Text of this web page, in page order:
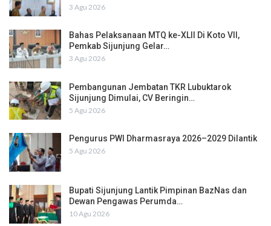
3 Agu 2026
Bahas Pelaksanaan MTQ ke-XLII Di Koto VII,
Pemkab Sijunjung Gelar…
3 Agu 2026
Pembangunan Jembatan TKR Lubuktarok
Sijunjung Dimulai, CV Beringin…
5 Agu 2026
Pengurus PWI Dharmasraya 2026–2029 Dilantik
5 Agu 2026
Bupati Sijunjung Lantik Pimpinan BazNas dan
Dewan Pengawas Perumda…
10 Agu 2026